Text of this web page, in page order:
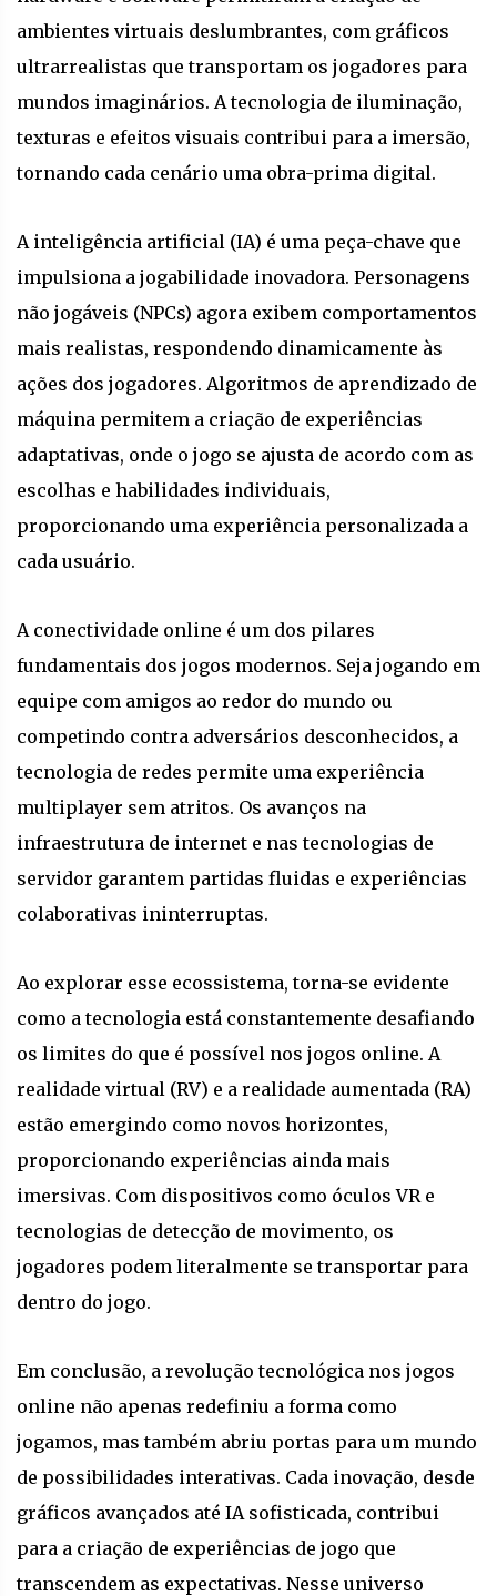
ambientes virtuais deslumbrantes, com gráficos
ultrarrealistas que transportam os jogadores para
mundos imaginários. A tecnologia de iluminação,
texturas e efeitos visuais contribui para a imersão,
tornando cada cenário uma obra-prima digital.
A inteligência artificial (IA) é uma peça-chave que
impulsiona a jogabilidade inovadora. Personagens
não jogáveis (NPCs) agora exibem comportamentos
mais realistas, respondendo dinamicamente às
ações dos jogadores. Algoritmos de aprendizado de
máquina permitem a criação de experiências
adaptativas, onde o jogo se ajusta de acordo com as
escolhas e habilidades individuais,
proporcionando uma experiência personalizada a
cada usuário.
A conectividade online é um dos pilares
fundamentais dos jogos modernos. Seja jogando em
equipe com amigos ao redor do mundo ou
competindo contra adversários desconhecidos, a
tecnologia de redes permite uma experiência
multiplayer sem atritos. Os avanços na
infraestrutura de internet e nas tecnologias de
servidor garantem partidas fluidas e experiências
colaborativas ininterruptas.
Ao explorar esse ecossistema, torna-se evidente
como a tecnologia está constantemente desafiando
os limites do que é possível nos jogos online. A
realidade virtual (RV) e a realidade aumentada (RA)
estão emergindo como novos horizontes,
proporcionando experiências ainda mais
imersivas. Com dispositivos como óculos VR e
tecnologias de detecção de movimento, os
jogadores podem literalmente se transportar para
dentro do jogo.
Em conclusão, a revolução tecnológica nos jogos
online não apenas redefiniu a forma como
jogamos, mas também abriu portas para um mundo
de possibilidades interativas. Cada inovação, desde
gráficos avançados até IA sofisticada, contribui
para a criação de experiências de jogo que
transcendem as expectativas. Nesse universo